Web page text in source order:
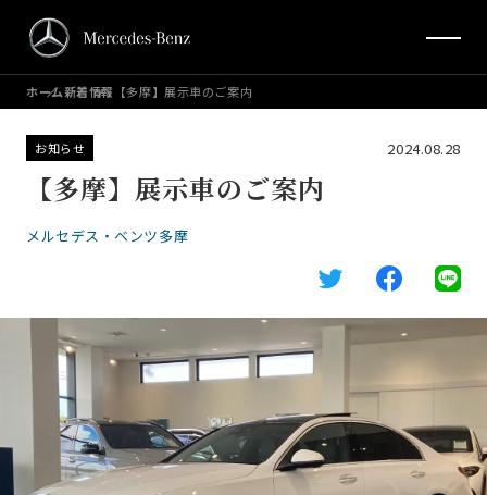
ホーム新着情報 【多摩】展示車のご案内
お知らせ 2024.08.28
【多摩】展示車のご案内
メルセデス・ベンツ多摩